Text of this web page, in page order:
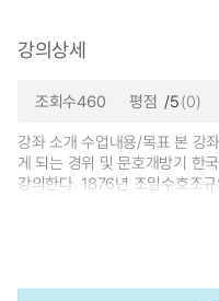
강의상세
조회수460 평점 /5(0)
강좌 소개 수업내용/목표 본 강
게 되는 경위 및 문호개방기 한
강의한다. 1876년 조일수호조
간 동안 근대 한국의 정치와 외